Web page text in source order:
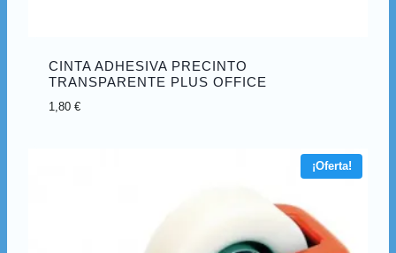
CINTA ADHESIVA PRECINTO
TRANSPARENTE PLUS OFFICE
1,80€
¡Oferta!